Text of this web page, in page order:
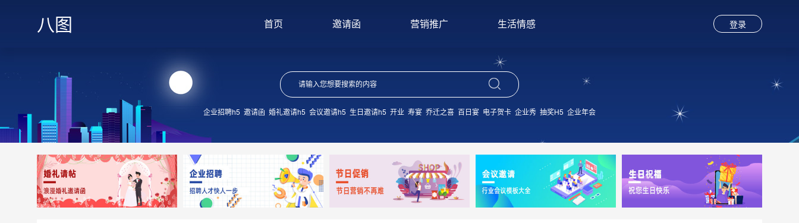
八图 登录
首页 邀请函 营销推广 生活情感
企业招聘h5 邀请函 婚礼邀请h5 会议邀请h5 生日邀请h5 开业 寿宴 乔迁之喜 百日宴 电子贺卡 企业秀 抽奖H5 企业年会